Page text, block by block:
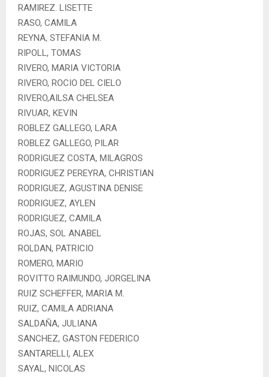
RAMIREZ. LISETTE
RASO, CAMILA
REYNA, STEFANIA M.
RIPOLL, TOMAS
RIVERO, MARIA VICTORIA
RIVERO, ROCIO DEL CIELO
RIVERO,AILSA CHELSEA
RIVUAR, KEVIN
ROBLEZ GALLEGO, LARA
ROBLEZ GALLEGO, PILAR
RODRIGUEZ COSTA, MILAGROS
RODRIGUEZ PEREYRA, CHRISTIAN
RODRIGUEZ, AGUSTINA DENISE
RODRIGUEZ, AYLEN
RODRIGUEZ, CAMILA
ROJAS, SOL ANABEL
ROLDAN, PATRICIO
ROMERO, MARIO
ROVITTO RAIMUNDO, JORGELINA
RUIZ SCHEFFER, MARIA M.
RUIZ, CAMILA ADRIANA
SALDAÑA, JULIANA
SANCHEZ, GASTON FEDERICO
SANTARELLI, ALEX
SAYAL, NICOLAS